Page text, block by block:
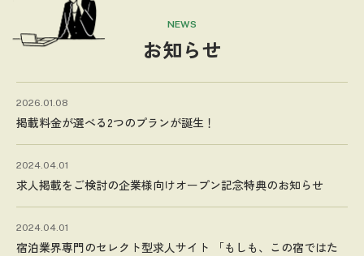
NEWS
お知らせ
2026.01.08
掲載料金が選べる2つのプランが誕生！
2024.04.01
求人掲載をご検討の企業様向けオープン記念特典のお知らせ
2024.04.01
宿泊業界専門のセレクト型求人サイト 「もしも、この宿ではた